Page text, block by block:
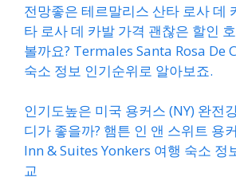
전망좋은 테르말리스 산타 로사 데
타 로사 데 카발 가격 괜찮은 할인
볼까요? Termales Santa Rosa De
숙소 정보 인기순위로 알아보죠.
인기도높은 미국 용커스 (NY) 완전
디가 좋을까? 햄튼 인 앤 스위트 용
Inn & Suites Yonkers 여행 숙소 정
교